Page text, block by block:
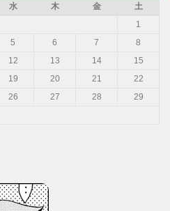
水 木 金
土
1
5 6 7
8
12 13 14
15
19 20 21
22
26 27 28
29